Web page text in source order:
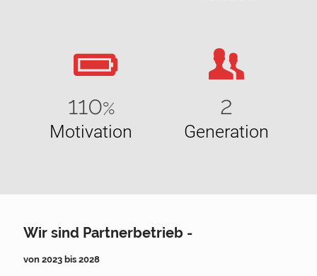
110%
Motivation
2
Generation
Wir sind Partnerbetrieb -
von 2023 bis 2028